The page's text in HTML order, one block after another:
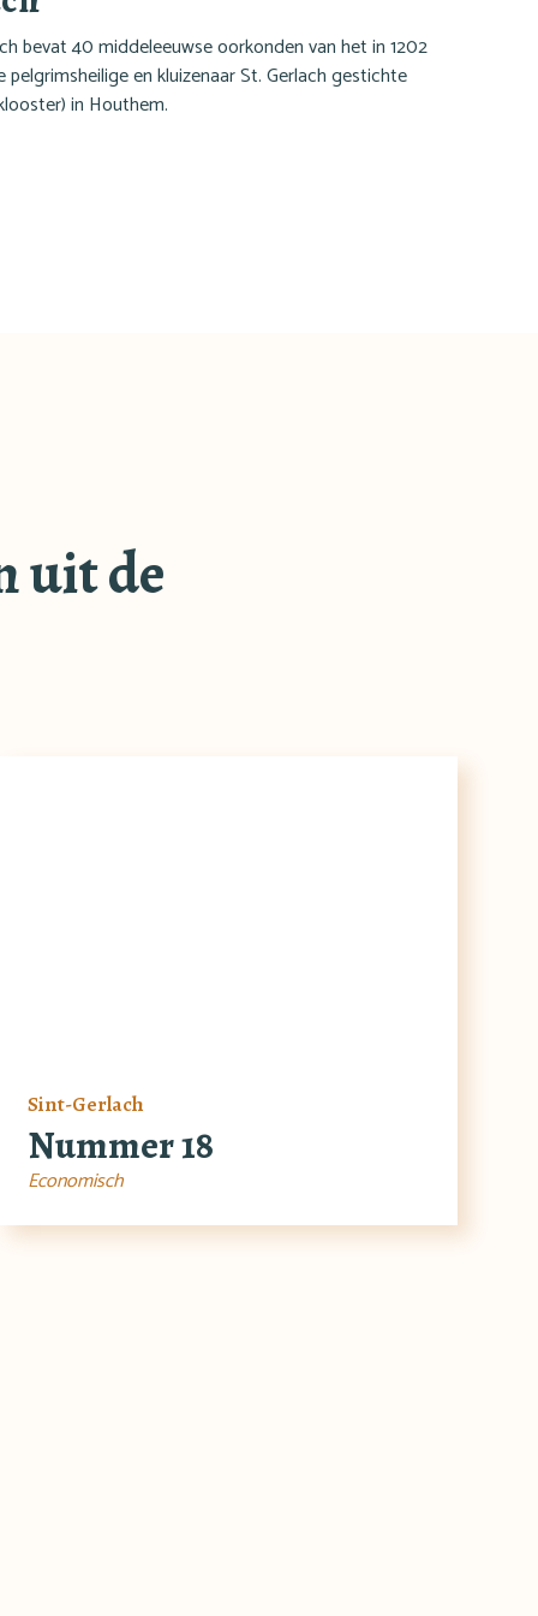
bevat 40 middeleeuwse oorkonden van het in 1202
en kluizenaar St. Gerlach gestichte
in Houthem.
uit de
Sint-Gerlach
Nummer 18
Economisch